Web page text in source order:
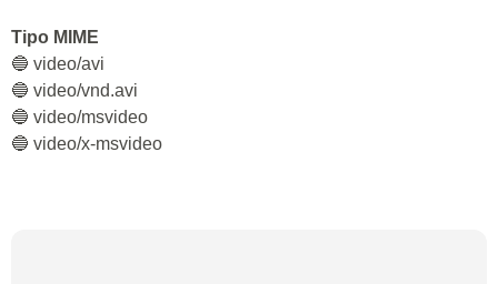
Tipo MIME
🔵 video/avi
🔵 video/vnd.avi
🔵 video/msvideo
🔵 video/x-msvideo